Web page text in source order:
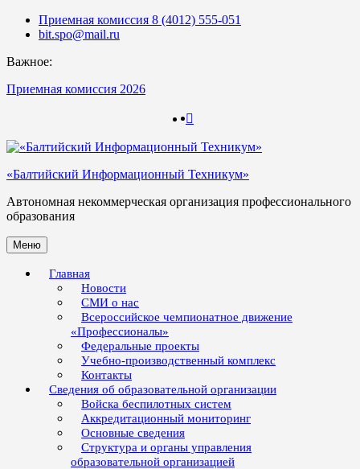
Skip
Приемная комиссия 8 (4012) 555-051
bit.spo@mail.ru
Важное:
Приемная комиссия 2026
«Балтийский Информационный Техникум»
Автономная некоммерческая организация профессионального
образования
Меню
Главная
Новости
СМИ о нас
Всероссийское чемпионатное движение
«Профессионалы»
Федеральные проекты
Учебно-производственный комплекс
Контакты
Сведения об образовательной организации
Войска беспилотных систем
Аккредитационный мониторинг
Основные сведения
Структура и органы управления
образовательной организацией